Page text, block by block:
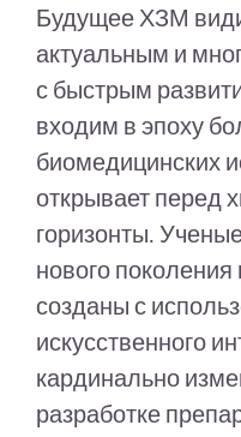
Будущее ХЗМ
актуальным и
с быстрым
входим в эпоху
биомедицинских
открывает перед
горизонты.
нового
созданы с
искусственного
кардинально
разработке